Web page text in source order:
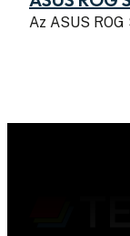
Az ASUS